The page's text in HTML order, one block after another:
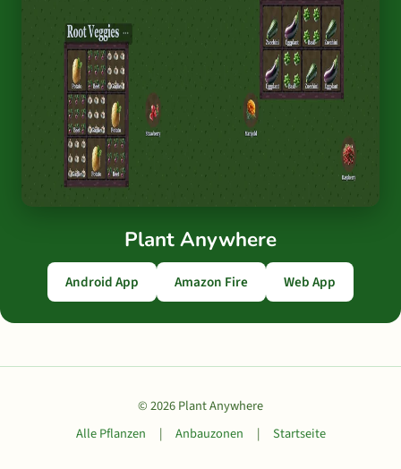
Plant Anywhere
Android App Amazon Fire Web App
© 2026 Plant Anywhere
Alle Pflanzen
| Anbauzonen | Startseite